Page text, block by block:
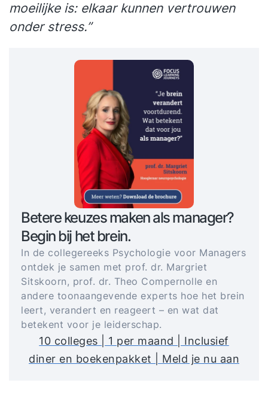
moeilijke is: elkaar kunnen vertrouwen
onder stress.”
Betere keuzes maken als manager?
Begin bij het brein.
In de collegereeks Psychologie voor Managers
ontdek je samen met prof. dr. Margriet
Sitskoorn, prof. dr. Theo Compernolle en
andere toonaangevende experts hoe het brein
leert, verandert en reageert – en wat dat
betekent voor je leiderschap.
10 colleges | 1 per maand | Inclusief
diner en boekenpakket | Meld je nu aan